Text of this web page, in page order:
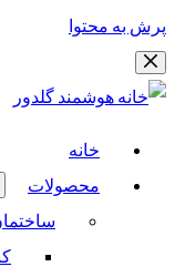
پرش به محتوا
خانه
محصولات